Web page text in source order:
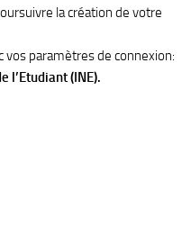
la création de votre
vos paramètres de connexion:
l’Etudiant (INE).